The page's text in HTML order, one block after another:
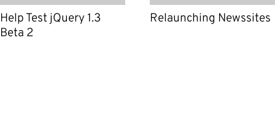
Help Test jQuery 1.3
Beta 2
Relaunching Newssites